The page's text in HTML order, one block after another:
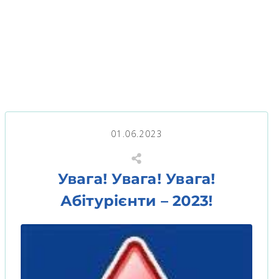
01.06.2023
Увага! Увага! Увага!
Абітурієнти – 2023!